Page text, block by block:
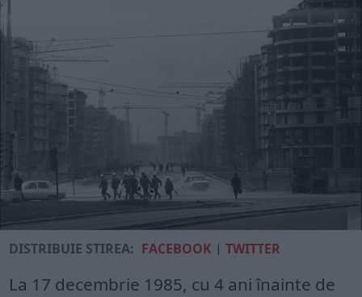
DISTRIBUIE ȘTIREA: FACEBOOK |TWITTER
La 17 decembrie 1985, cu 4 ani înainte de